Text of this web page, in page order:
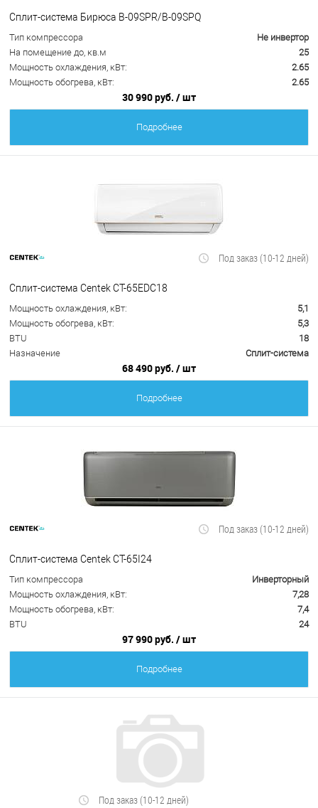
Сплит-система Бирюса B-09SPR/B-09SPQ
Тип компрессора
Не инвертор
На помещение до, кв.м
25
Мощность охлаждения, кВт:
2.65
Мощность обогрева, кВт:
2.65
30 990 руб. / шт
Подробнее
Под заказ (10-12 дней)
Сплит-система Centek CT-65EDC18
Мощность охлаждения, кВт:
5,1
Мощность обогрева, кВт:
5,3
BTU
18
Назначение
Сплит-система
68 490 руб. / шт
Подробнее
Под заказ (10-12 дней)
Сплит-система Centek CT-65I24
Тип компрессора
Инверторный
Мощность охлаждения, кВт:
7,28
Мощность обогрева, кВт:
7,4
BTU
24
97 990 руб. / шт
Подробнее
Под заказ (10-12 дней)